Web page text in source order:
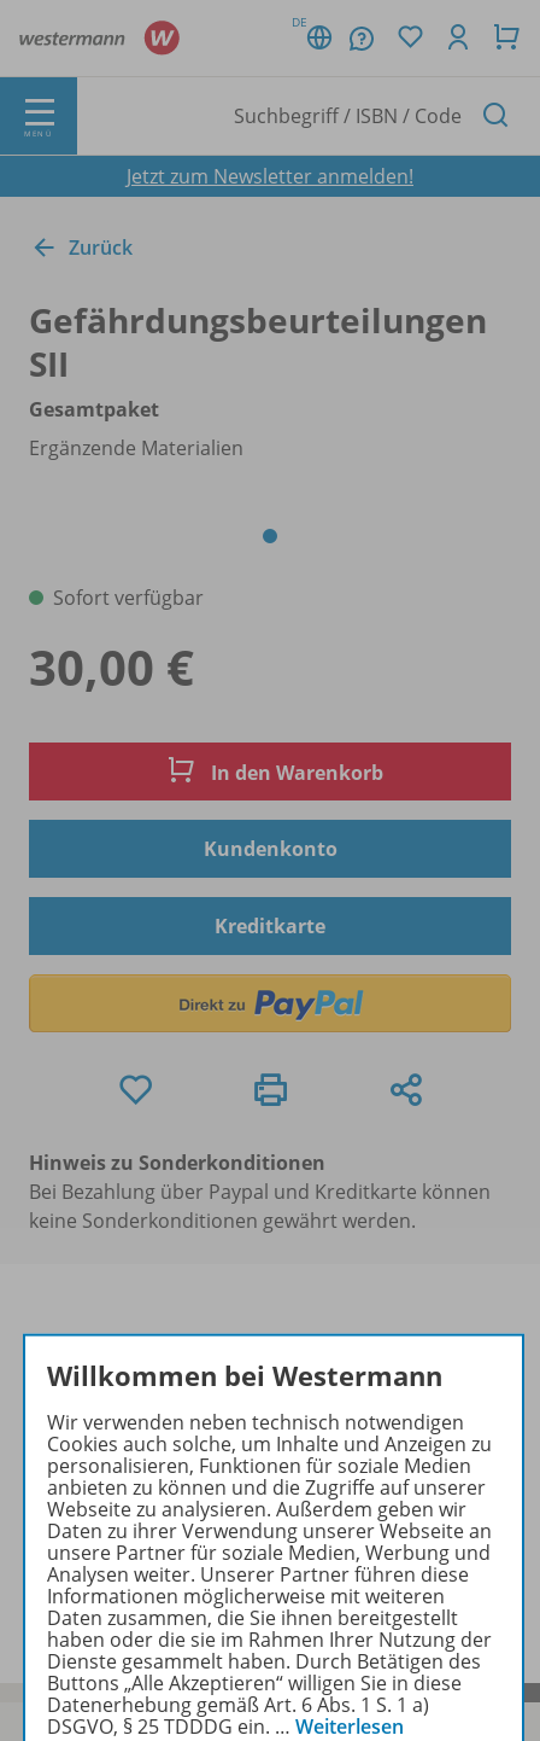
DE
MENÜ
Jetzt zum Newsletter anmelden!
Zurück
Gefährdungsbeurteilungen
SII
Gesamtpaket
Ergänzende Materialien
Sofort verfügbar
30,00 €
In den Warenkorb
Kundenkonto
Kreditkarte
Hinweis zu Sonderkonditionen
Bei Bezahlung über Paypal und Kreditkarte können
keine Sonderkonditionen gewährt werden.
Informationen
Beschreibung
Ergänzende Materialien zu
folgenden Werken
Willkommen bei Westermann
Wir verwenden neben technisch notwendigen
Cookies auch solche, um Inhalte und Anzeigen zu
personalisieren, Funktionen für soziale Medien
anbieten zu können und die Zugriffe auf unserer
Webseite zu analysieren. Außerdem geben wir
Daten zu ihrer Verwendung unserer Webseite an
unsere Partner für soziale Medien, Werbung und
Analysen weiter. Unserer Partner führen diese
Informationen möglicherweise mit weiteren
Daten zusammen, die Sie ihnen bereitgestellt
haben oder die sie im Rahmen Ihrer Nutzung der
Dienste gesammelt haben. Durch Betätigen des
Buttons „Alle Akzeptieren“ willigen Sie in diese
Datenerhebung gemäß Art. 6 Abs. 1 S. 1 a)
DSGVO, § 25 TDDDG ein. … Weiterlesen